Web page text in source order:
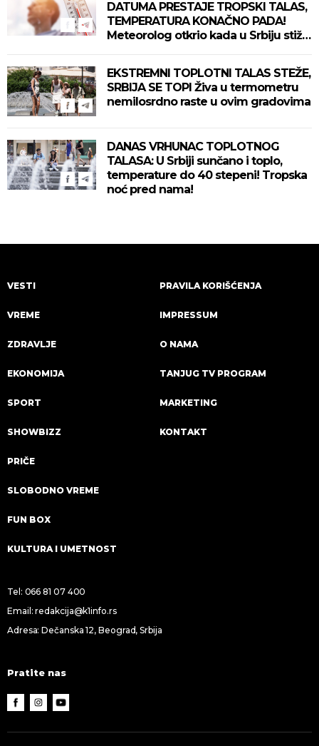
DATUMA PRESTAJE TROPSKI TALAS,
TEMPERATURA KONAČNO PADA!
Meteorolog otkrio kada u Srbiju stiže
EKSTREMNI TOPLOTNI TALAS STEŽE,
SRBIJA SE TOPI Živa u termometru
nemilosrdno raste u ovim gradovima
DANAS VRHUNAC TOPLOTNOG
TALASA: U Srbiji sunčano i toplo,
temperature do 40 stepeni! Tropska
noć pred nama!
VESTI
VREME
ZDRAVLJE
EKONOMIJA
SPORT
SHOWBIZZ
PRIČE
SLOBODNO VREME
FUN BOX
KULTURA I UMETNOST
PRAVILA KORIŠĆENJA
IMPRESSUM
O NAMA
TANJUG TV PROGRAM
MARKETING
KONTAKT
Tel: 066 81 07 400
Email:redakcija@k1info.rs
Adresa: Dečanska 12, Beograd, Srbija
Pratite nas